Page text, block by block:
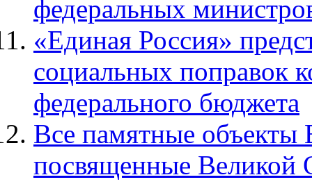
федеральных
«Единая Россия»
социальных поправок
федерального бюджета
Все памятные объекты
посвященные Великой